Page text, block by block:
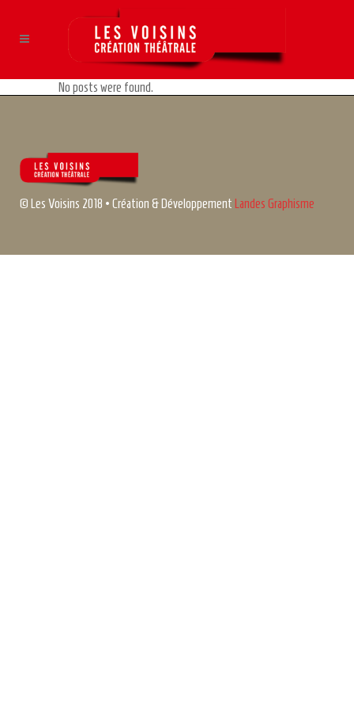
No posts were found.
© Les Voisins 2018 • Création & Développement Landes Graphisme